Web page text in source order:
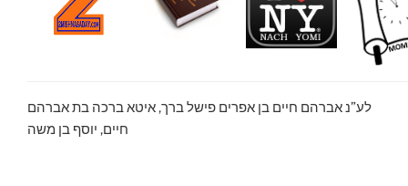
לע”נ אברהם חיים בן אפרים פישל ברך, איטא ברכה בת אברהם
חיים, יוסף בן משה